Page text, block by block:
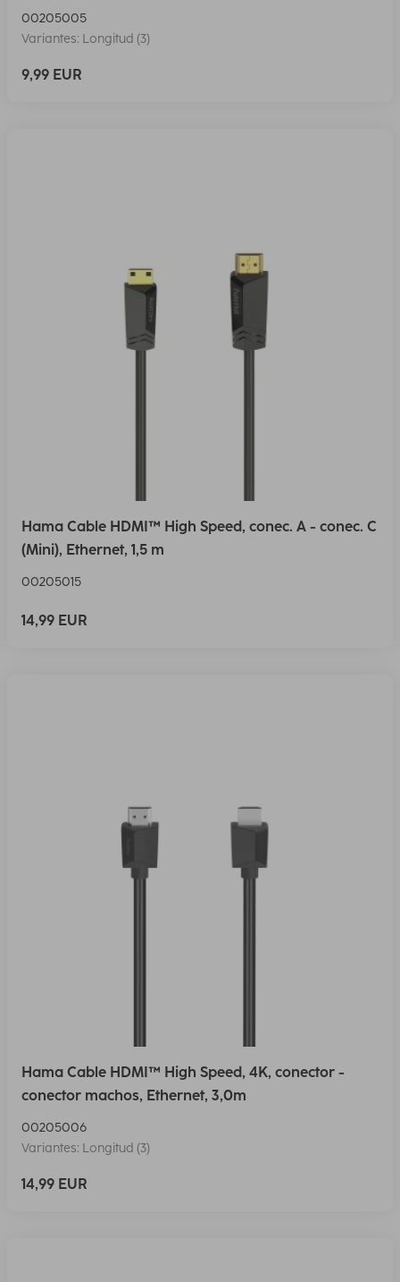
00205005
Variantes: Longitud (3)
9,99 EUR
Hama Cable HDMI™ High Speed, conec. A - conec. C
(Mini), Ethernet, 1,5 m
00205015
14,99 EUR
Hama Cable HDMI™ High Speed, 4K, conector -
conector machos, Ethernet, 3,0m
00205006
Variantes: Longitud (3)
14,99 EUR